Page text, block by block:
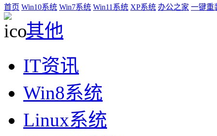
首页 Win10系统 Win7系统 Win11系统 XP系统 办公之家 一键重
其他
IT资讯
Win8系统
Linux系统